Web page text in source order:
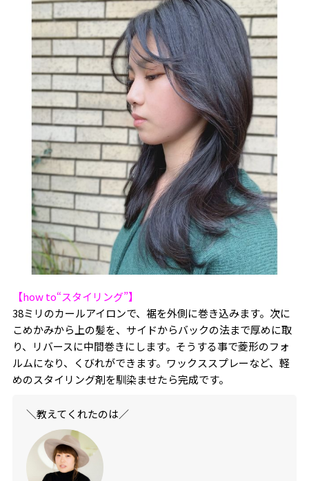
【how to“スタイリング”】
38ミリのカールアイロンで、裾を外側に巻き込みます。次に
こめかみから上の髪を、サイドからバックの法まで厚めに取
り、リバースに中間巻きにします。そうする事で菱形のフォ
ルムになり、くびれができます。ワックススプレーなど、軽
めのスタイリング剤を馴染ませたら完成です。
＼教えてくれたのは／